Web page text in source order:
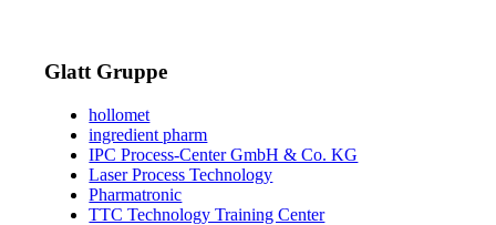
Glatt Gruppe
hollomet
ingredient pharm
IPC Process-Center GmbH & Co. KG
Laser Process Technology
Pharmatronic
TTC Technology Training Center